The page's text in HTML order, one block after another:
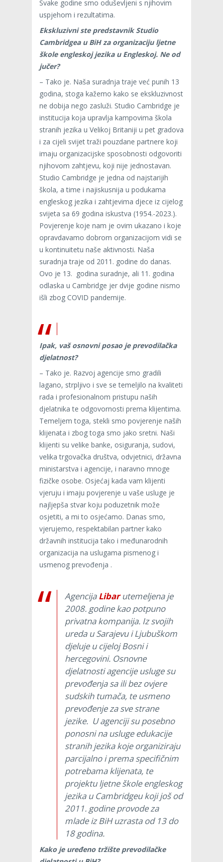
Svake godine smo oduševljeni s njihovim
uspjehom i rezultatima.
Ekskluzivni ste predstavnik Studio
Cambridgea u BiH za organizaciju ljetne
škole engleskoj jezika u Engleskoj. Ne od
jučer?
– Tako je. Naša suradnja traje već punih 13
godina, stoga kažemo kako se ekskluzivnost
ne dobija nego zasluži. Studio Cambridge je
institucija koja upravlja kampovima škola
stranih jezika u Velikoj Britaniji u pet gradova
i za cijeli svijet traži pouzdane partnere koji
imaju organizacijske sposobnosti odgovoriti
njihovom zahtjevu, koji nije jednostavan.
Studio Cambridge je jedna od najstarijih
škola, a time i najiskusnija u podukama
engleskog jezika i zahtjevima djece iz cijelog
svijeta sa 69 godina iskustva (1954.-2023.).
Povjerenje koje nam je ovim ukazano i koje
opravdavamo dobrom organizacijom vidi se
u kontinuitetu naše aktivnosti. Naša
suradnja traje od 2011. godine do danas.
Ovo je 13. godina suradnje, ali 11. godina
odlaska u Cambridge jer dvije godine nismo
išli zbog COVID pandemije.
Ipak, vaš osnovni posao je prevodilačka
djelatnost?
– Tako je. Razvoj agencije smo gradili
lagano, strpljivo i sve se temeljilo na kvaliteti
rada i profesionalnom pristupu naših
djelatnika te odgovornosti prema klijentima.
Temeljem toga, stekli smo povjerenje naših
klijenata i zbog toga smo jako sretni. Naši
klijenti su velike banke, osiguranja, sudovi,
velika trgovačka društva, odvjetnici, državna
ministarstva i agencije, i naravno mnoge
fizičke osobe. Osjećaj kada vam klijenti
vjeruju i imaju povjerenje u vaše usluge je
najljepša stvar koju poduzetnik može
osjetiti, a mi to osjećamo. Danas smo,
vjerujemo, respektabilan partner kako
državnih institucija tako i međunarodnih
organizacija na uslugama pismenog i
usmenog prevođenja .
AgencijaLibarutemeljena je
2008. godine kao potpuno
privatna kompanija. Iz svojih
ureda u Sarajevu i Ljubuškom
djeluje u cijeloj Bosni i
hercegovini. Osnovne
djelatnosti agencije usluge su
prevođenja sa ili bez ovjere
sudskih tumača, te usmeno
prevođenje za sve strane
jezike. U agenciji su posebno
ponosni na usluge edukacije
stranih jezika koje organiziraju
parcijalno i prema specifičnim
potrebama klijenata, te
projektu ljetne škole engleskog
jezika u Cambridgeu koji još od
2011. godine provode za
mlade iz BiH uzrasta od 13 do
18 godina.
Kako je uređeno tržište prevodilačke